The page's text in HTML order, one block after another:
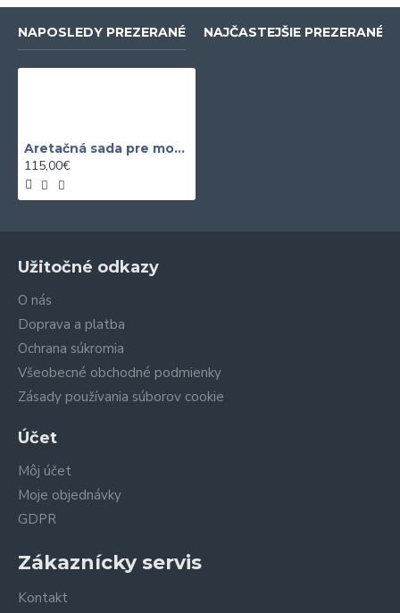
NAPOSLEDY PREZERANÉ NAJČASTEJŠIE PREZERANÉ
Aretačná sada pre motory BMW M3 S65, S65B40 a S65B44
115,00€
Užitočné odkazy
O nás
Doprava a platba
Ochrana súkromia
Všeobecné obchodné podmienky
Zásady používania súborov cookie
Účet
Môj účet
Moje objednávky
GDPR
Zákaznícky servis
Kontakt